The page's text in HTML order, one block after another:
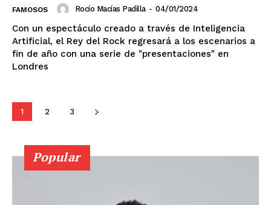
Querétaro Puebla Oaxaca
Nuevo León
FAMOSOS Rocío Macías Padilla - 04/01/2024
Con un espectáculo creado a través de Inteligencia
Artificial, el Rey del Rock regresará a los escenarios a
fin de año con una serie de "presentaciones" en
Londres
1 2 3
Popular